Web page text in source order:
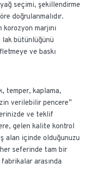
seçimi, şekillendirme
doğrulanmalıdır.
marjını
bütünlüğünü
ve baskı
temper, kaplama,
verilebilir pencere”
ve teklif
gelen kalite kontrol
alan içinde olduğunuzu
her seferinde tam bir
arasında